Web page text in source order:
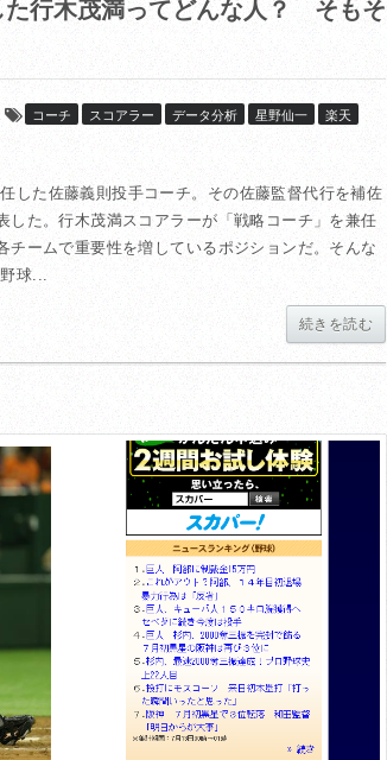
た行木茂満ってどんな人？ そもそ
コーチ スコアラー データ分析 星野仙一
楽天
した佐藤義則投手コーチ。その佐藤監督代行を補佐
た。行木茂満スコアラーが「戦略コーチ」を兼任
ームで重要性を増しているポジションだ。そんな
球...
続きを読む